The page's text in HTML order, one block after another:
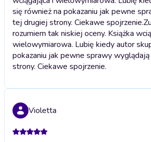
się również na pokazaniu jak pewne
tej drugiej strony. Ciekawe spojrzenie.
rozumiem tak niskiej oceny. Książka
wielowymiarowa. Lubię kiedy autor
pokazaniu jak pewne sprawy
strony. Ciekawe spojrzenie.
Violetta